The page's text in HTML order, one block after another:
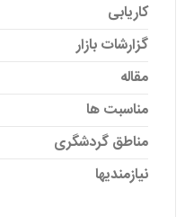
کاریابی
گزارشات بازار
مقاله
مناسبت ها
مناطق گردشگری
نیازمندیها